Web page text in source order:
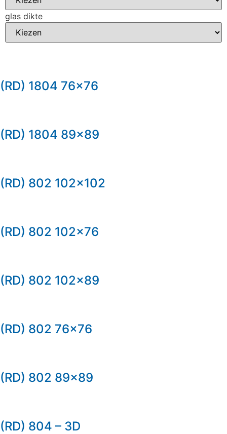
glas dikte
(RD) 1804 76×76
(RD) 1804 89×89
(RD) 802 102×102
(RD) 802 102×76
(RD) 802 102×89
(RD) 802 76×76
(RD) 802 89×89
(RD) 804 – 3D